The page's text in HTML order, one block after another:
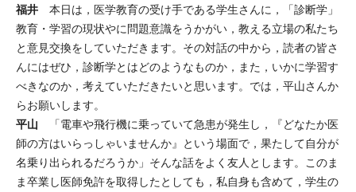
福井 本日は，医学教育の受け手である学生さんに，「診断学」
教育・学習の現状やに問題意識をうかがい，教える立場の私たち
と意見交換をしていただきます。その対話の中から，読者の皆さ
んにはぜひ，診断学とはどのようなものか，また，いかに学習す
べきなのか，考えていただきたいと思います。では，平山さんか
らお願いします。
平山 「電車や飛行機に乗っていて急患が発生し，『どなたか医
師の方はいらっしゃいませんか』という場面で，果たして自分が
名乗り出られるだろうか」そんな話をよく友人とします。このま
ま卒業し医師免許を取得したとしても，私自身も含めて，学生の